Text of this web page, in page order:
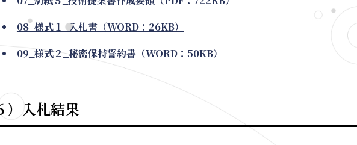
08_様式１_入札書（WORD：26KB）
09_様式２_秘密保持誓約書（WORD：50KB）
）入札結果